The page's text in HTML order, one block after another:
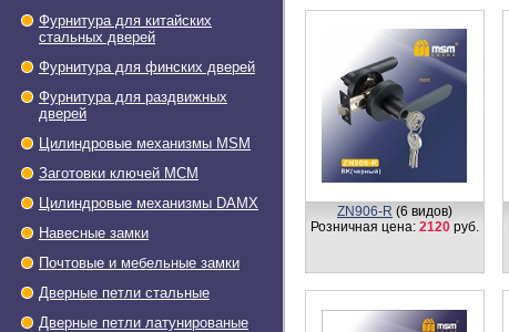
Фурнитура для китайских
стальных дверей
Фурнитура для финских дверей
Фурнитура для раздвижных
дверей
Цилиндровые механизмы MSM
Заготовки ключей МСМ
Цилиндровые механизмы DAMX
Навесные замки
Почтовые и мебельные замки
Дверные петли стальные
Дверные петли латунированые
ZN906-R (6 видов)
Розничная цена: 2120 руб.